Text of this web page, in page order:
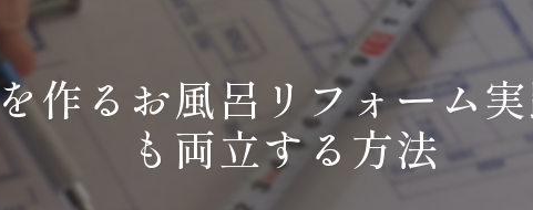
作るお風呂リフォーム
も両立する方法